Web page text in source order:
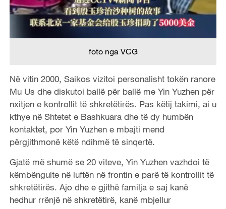
foto nga VCG
Në vitin 2000, Saikos vizitoi personalisht tokën ranore
Mu Us dhe diskutoi ballë për ballë me Yin Yuzhen për
nxitjen e kontrollit të shkretëtirës. Pas këtij takimi, ai u
kthye në Shtetet e Bashkuara dhe të dy humbën
kontaktet, por Yin Yuzhen e mbajti mend
përgjithmonë këtë ndihmë të sinqertë.
Gjatë më shumë se 20 viteve, Yin Yuzhen vazhdoi të
këmbëngulte në luftën në frontin e parë të kontrollit të
shkretëtirës. Ajo dhe e gjithë familja e saj kanë
hedhur rrënjë në shkretëtirë, kanë mbjellur